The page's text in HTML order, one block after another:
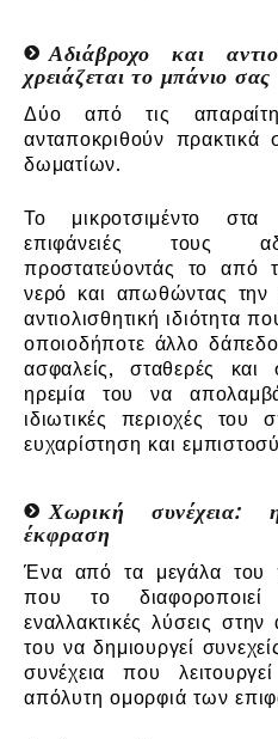
Αδιάβροχο και
χρειάζεται το μπάνιο σας
Δύο από τις
ανταποκριθούν
δωματίων.
Το μικροτσιμέντο
επιφάνειές τους
προστατεύοντάς το
νερό και απωθώντας την
αντιολισθητική ιδιότητα
οποιοδήποτε άλλο
ασφαλείς, σταθερές και
ηρεμία του να
ιδιωτικές περιοχές του
ευχαρίστηση και
Χωρική συνέχεια:
έκφραση
Ένα από τα μεγάλα του
που το
εναλλακτικές λύσεις
του να δημιουργεί
συνέχεια που
απόλυτη ομορφιά των